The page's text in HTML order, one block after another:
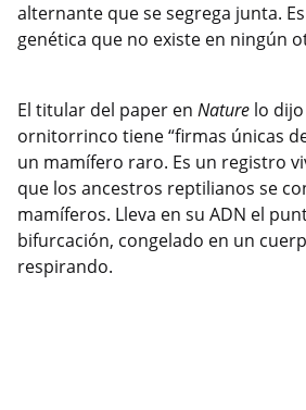
alternante que se segrega junta.
genética que no existe en ningún
El titular del paper en Nature lo
ornitorrinco tiene “firmas únicas
un mamífero raro. Es un registro
que los ancestros reptilianos se
mamíferos. Lleva en su ADN el
bifurcación, congelado en un
respirando.